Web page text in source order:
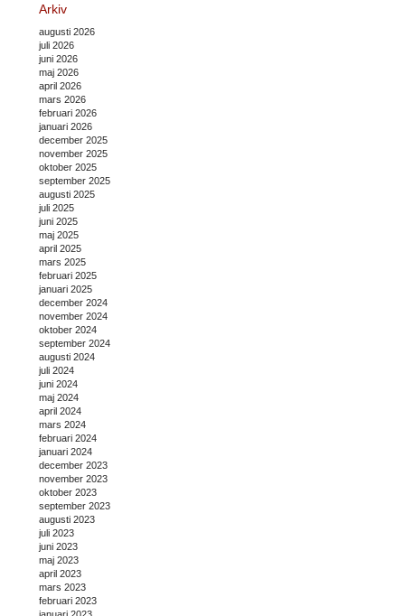
Arkiv
augusti 2026
juli 2026
juni 2026
maj 2026
april 2026
mars 2026
februari 2026
januari 2026
december 2025
november 2025
oktober 2025
september 2025
augusti 2025
juli 2025
juni 2025
maj 2025
april 2025
mars 2025
februari 2025
januari 2025
december 2024
november 2024
oktober 2024
september 2024
augusti 2024
juli 2024
juni 2024
maj 2024
april 2024
mars 2024
februari 2024
januari 2024
december 2023
november 2023
oktober 2023
september 2023
augusti 2023
juli 2023
juni 2023
maj 2023
april 2023
mars 2023
februari 2023